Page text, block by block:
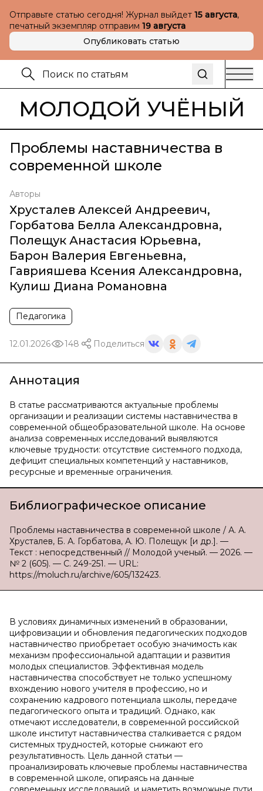
Отправьте статью сегодня! Журнал выйдет 15 августа,
печатный экземпляр отправим 19 августа
Опубликовать статью
МОЛОДОЙ УЧЁНЫЙ
Проблемы наставничества в
современной школе
Авторы
Хрусталев Алексей Андреевич,
Горбатова Белла Александровна,
Полещук Анастасия Юрьевна,
Барон Валерия Евгеньевна,
Гаврияшева Ксения Александровна,
Кулиш Диана Романовна
Педагогика
12.01.2026 148 Поделиться
Аннотация
В статье рассматриваются актуальные проблемы
организации и реализации системы наставничества в
современной общеобразовательной школе. На основе
анализа современных исследований выявляются
ключевые трудности: отсутствие системного подхода,
дефицит специальных компетенций у наставников,
ресурсные и временные ограничения.
Библиографическое описание
Проблемы наставничества в современной школе / А. А.
Хрусталев, Б. А. Горбатова, А. Ю. Полещук [и др.]. —
Текст : непосредственный // Молодой ученый. — 2026. —
№ 2 (605). — С. 249-251. — URL:
https://moluch.ru/archive/605/132423.
В условиях динамичных изменений в образовании,
цифровизации и обновления педагогических подходов
наставничество приобретает особую значимость как
механизм профессиональной адаптации и развития
молодых специалистов. Эффективная модель
наставничества способствует не только успешному
вхождению нового учителя в профессию, но и
сохранению кадрового потенциала школы, передаче
педагогического опыта и традиций. Однако, как
отмечают исследователи, в современной российской
школе институт наставничества сталкивается с рядом
системных трудностей, которые снижают его
результативность. Цель данной статьи —
проанализировать ключевые проблемы наставничества
в современной школе, опираясь на данные